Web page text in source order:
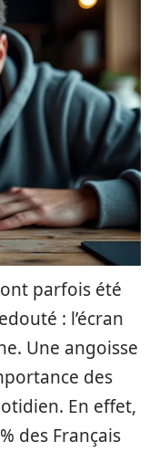
ont parfois été
: l’écran
Une angoisse
des
En effet,
des Français